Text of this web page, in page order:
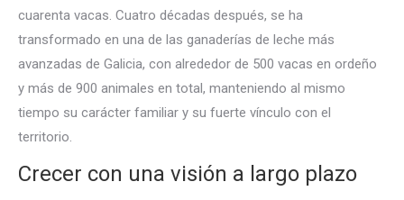
cuarenta vacas. Cuatro décadas después, se ha
transformado en una de las ganaderías de leche más
avanzadas de Galicia, con alrededor de 500 vacas en ordeño
y más de 900 animales en total, manteniendo al mismo
tiempo su carácter familiar y su fuerte vínculo con el
territorio.
Crecer con una visión a largo plazo